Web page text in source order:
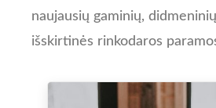
naujausių gaminių,
išskirtinės rinkodaros